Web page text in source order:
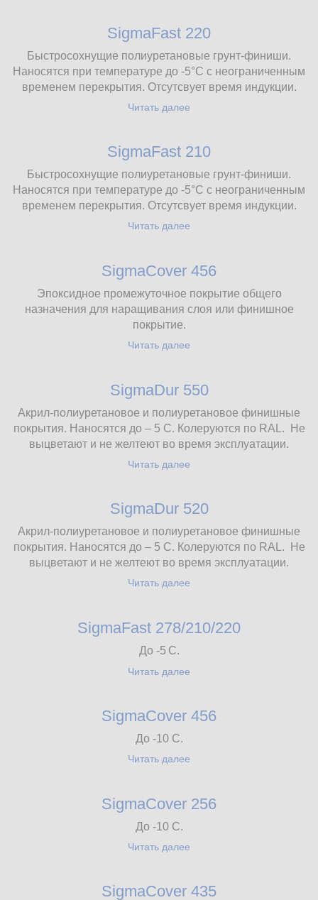
SigmaFast 220
Быстросохнущие полиуретановые грунт-финиши.
Наносятся при температуре до -5°С с неограниченным
временем перекрытия. Отсутсвует время индукции.
Читать далее
SigmaFast 210
Быстросохнущие полиуретановые грунт-финиши.
Наносятся при температуре до -5°С с неограниченным
временем перекрытия. Отсутсвует время индукции.
Читать далее
SigmaCover 456
Эпоксидное промежуточное покрытие общего
назначения для наращивания слоя или финишное
покрытие.
Читать далее
SigmaDur 550
Акрил-полиуретановое и полиуретановое финишные
покрытия. Наносятся до – 5 С. Колеруются по RAL. Не
выцветают и не желтеют во время эксплуатации.
Читать далее
SigmaDur 520
Акрил-полиуретановое и полиуретановое финишные
покрытия. Наносятся до – 5 С. Колеруются по RAL. Не
выцветают и не желтеют во время эксплуатации.
Читать далее
SigmaFast 278/210/220
До -5 С.
Читать далее
SigmaCover 456
До -10 С.
Читать далее
SigmaCover 256
До -10 С.
Читать далее
SigmaCover 435